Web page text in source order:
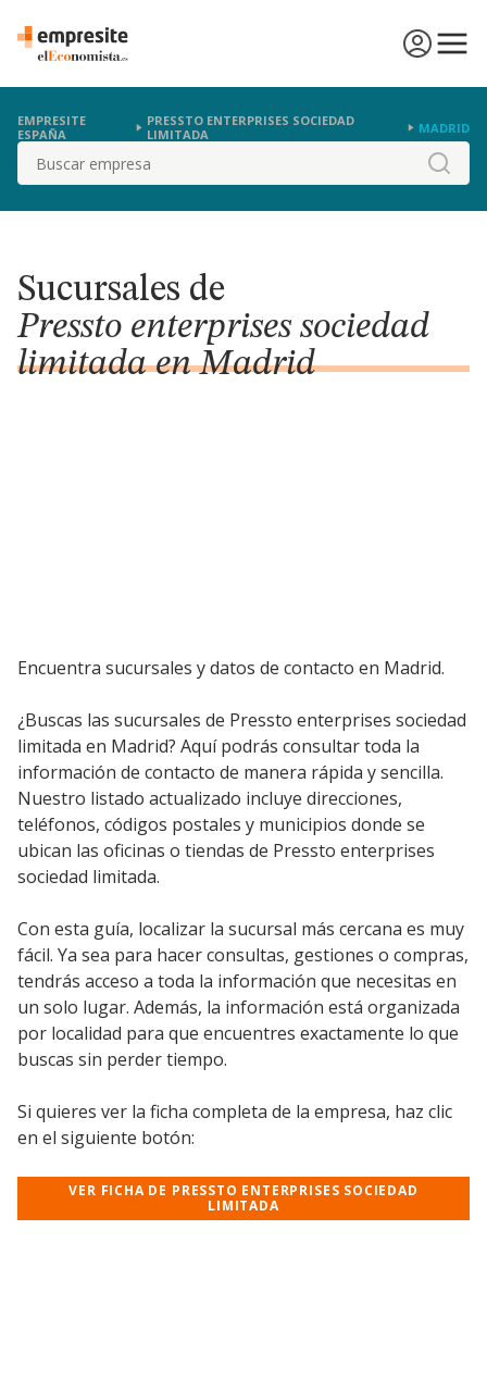
EMPRESITE
ESPAÑA
PRESSTO ENTERPRISES SOCIEDAD
LIMITADA
MADRID
Buscar
Sucursales de
Pressto enterprises sociedad
limitada en Madrid
Encuentra sucursales y datos de contacto en Madrid.
¿Buscas las sucursales de Pressto enterprises sociedad
limitada en Madrid? Aquí podrás consultar toda la
información de contacto de manera rápida y sencilla.
Nuestro listado actualizado incluye direcciones,
teléfonos, códigos postales y municipios donde se
ubican las oficinas o tiendas de Pressto enterprises
sociedad limitada.
Con esta guía, localizar la sucursal más cercana es muy
fácil. Ya sea para hacer consultas, gestiones o compras,
tendrás acceso a toda la información que necesitas en
un solo lugar. Además, la información está organizada
por localidad para que encuentres exactamente lo que
buscas sin perder tiempo.
Si quieres ver la ficha completa de la empresa, haz clic
en el siguiente botón:
VER FICHA DE PRESSTO ENTERPRISES SOCIEDAD
LIMITADA